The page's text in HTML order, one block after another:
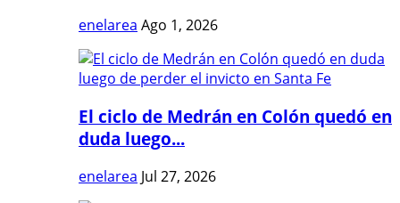
enelarea Ago 1, 2026
El ciclo de Medrán en Colón quedó en
duda luego...
enelarea Jul 27, 2026